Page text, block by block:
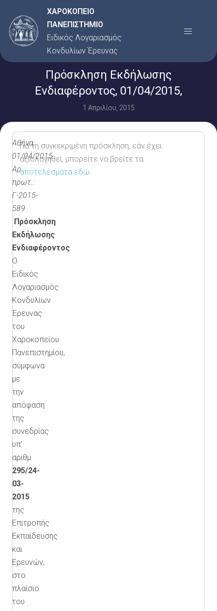
στο
περιεχόμενο
ΧΑΡΟΚΟΠΕΙΟ
ΠΑΝΕΠΙΣΤΗΜΙΟ
Ειδικός Λογαριασμός
Κονδυλίων Έρευνας
Menu
Πρόσκληση Εκδήλωσης
Ενδιαφέροντος, 01/04/2015,
1 Απριλίου, 2015
Αθήνα,
01/04/2015
Αρ.
πρωτ.:
Γ-2015-
589
Πρόσκληση
Εκδήλωσης
Ενδιαφέροντος
Ο
Ειδικός
Λογαριασμός
Κονδυλίων
Έρευνας
του
Χαροκοπείου
Πανεπιστημίου,
σύμφωνα
με
την
απόφαση
της
συνεδρίας
υπ’
αριθμ.
295/24-
03-
2015
της
Επιτροπής
Εκπαίδευσης
και
Ερευνών,
στο
πλαίσιο
του
Για τη συγκεκριμένη πρόσκληση, εάν έχει
αξιολογηθεί, μπορείτε να βρείτε τα
αποτελέσματα εδώ